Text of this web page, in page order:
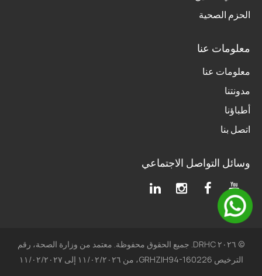
وسائل التواصل الاجتماعي
معلومات عنا
معلومات عنا
مدونتنا
أطباؤنا
اتصل بنا
الحزم الصحية
© ٢٠٢٦ DRHC. جميع الحقوق محفوظة. معتمد من وزارة الصحة، رقم
الترخيص GRHZIH94-160226، من ١١/٠٢/٢٠٢٦ إلى ١١/٠٢/٢٠٢٧